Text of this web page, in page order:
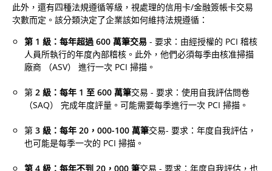
此外，還有四種法規遵循等級，視處理的信用卡/金融簽帳卡交易
次數而定。該分類決定了企業該如何維持法規遵循：
第 1 級：每年超過 600 萬筆交易 - 要求：由經授權的 PCI 稽核
人員所執行的年度內部稽核。此外，他們必須每季由核准掃描
廠商 （ASV） 進行一次 PCI 掃描。
第 2 級：每年 1 至 600 萬筆交易 - 要求：使用自我評估問卷
（SAQ） 完成年度評量。可能需要每季進行一次 PCI 掃描。
第 3 級：每年 20，000-100 萬筆交易- 要求：年度自我評估，
也可能是每季一次的 PCI 掃描。
第 4 級：每年不到 20，000 筆交易 - 要求：年度自我評估，也